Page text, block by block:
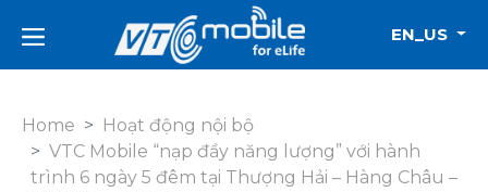
EN_US
Home
Hoạt động nội bộ
VTC Mobile “nạp đầy năng lượng” với hành
trình 6 ngày 5 đêm tại Thượng Hải – Hàng Châu –